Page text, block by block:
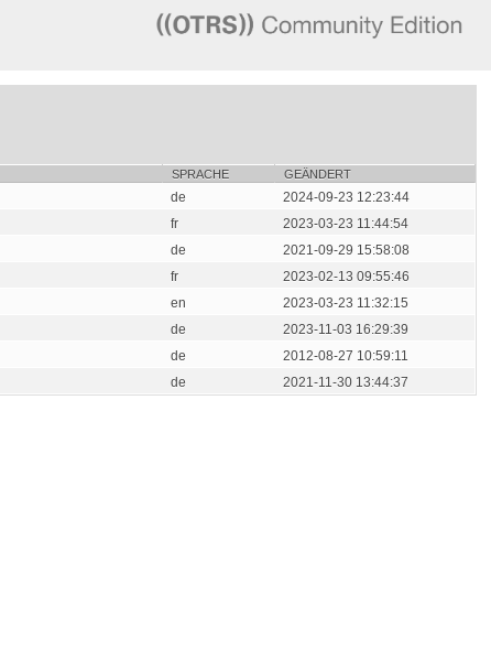
SPRACHE GEÄNDERT
de
2024-09-23 12:23:44
fr
2023-03-23 11:44:54
de
2021-09-29 15:58:08
fr
2023-02-13 09:55:46
en
2023-03-23 11:32:15
de
2023-11-03 16:29:39
de
2012-08-27 10:59:11
de 2021-11-30 13:44:37